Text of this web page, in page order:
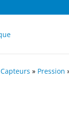
Capteurs » Pression